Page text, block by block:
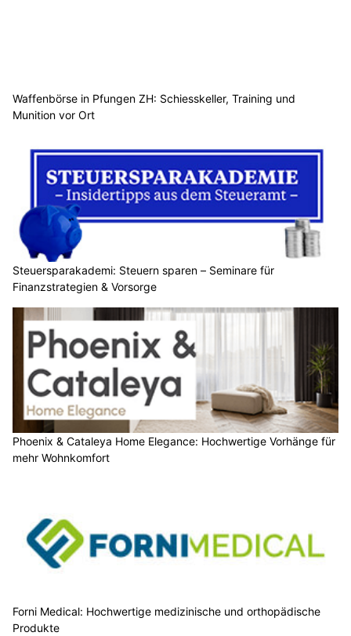
Waffenbörse in Pfungen ZH: Schiesskeller, Training und
Munition vor Ort
Steuersparakademi: Steuern sparen – Seminare für
Finanzstrategien & Vorsorge
Phoenix & Cataleya Home Elegance: Hochwertige Vorhänge für
mehr Wohnkomfort
Forni Medical: Hochwertige medizinische und orthopädische
Produkte